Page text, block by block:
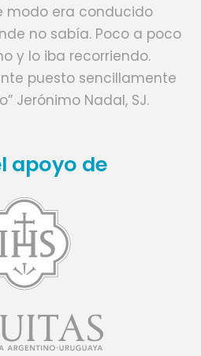
modo era conducido
no sabía. Poco a poco
y lo iba recorriendo.
puesto sencillamente
Jerónimo Nadal, SJ.
apoyo de